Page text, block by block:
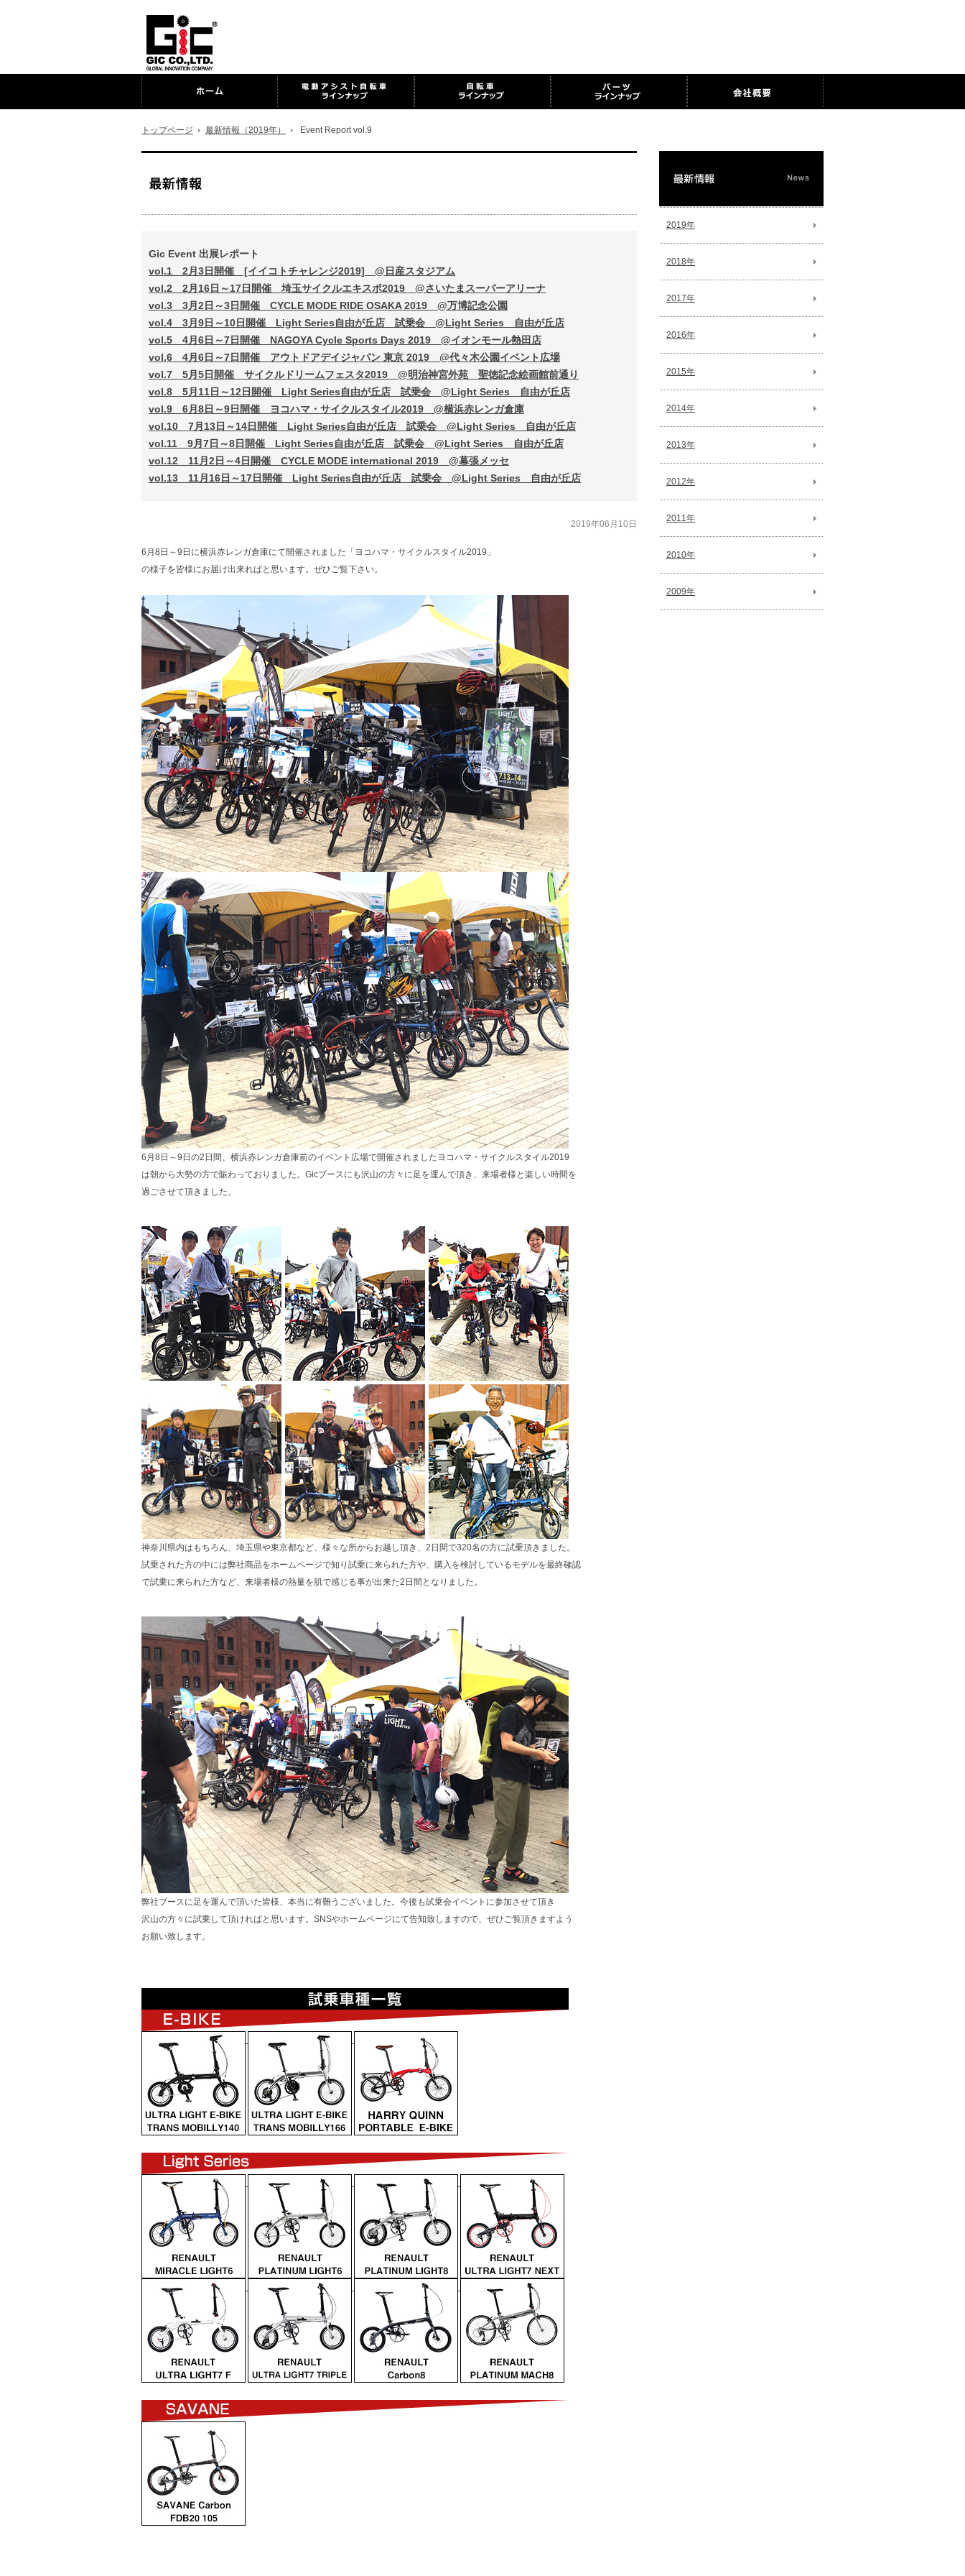
トップページ 最新情報（2019年） Event Report vol.9
Gic Event 出展レポート
vol.1 2月3日開催 [イイコトチャレンジ2019] @日産スタジアム
vol.2 2月16日～17日開催 埼玉サイクルエキスポ2019 @さいたまスーパーアリーナ
vol.3 3月2日～3日開催 CYCLE MODE RIDE OSAKA 2019 @万博記念公園
vol.4 3月9日～10日開催 Light Series自由が丘店 試乗会 @Light Series 自由が丘店
vol.5 4月6日～7日開催 NAGOYA Cycle Sports Days 2019 @イオンモール熱田店
vol.6 4月6日～7日開催 アウトドアデイジャパン 東京 2019 @代々木公園イベント広場
vol.7 5月5日開催 サイクルドリームフェスタ2019 @明治神宮外苑 聖徳記念絵画館前通り
vol.8 5月11日～12日開催 Light Series自由が丘店 試乗会 @Light Series 自由が丘店
vol.9 6月8日～9日開催 ヨコハマ・サイクルスタイル2019 @横浜赤レンガ倉庫
vol.10 7月13日～14日開催 Light Series自由が丘店 試乗会 @Light Series 自由が丘店
vol.11 9月7日～8日開催 Light Series自由が丘店 試乗会 @Light Series 自由が丘店
vol.12 11月2日～4日開催 CYCLE MODE international 2019 @幕張メッセ
vol.13 11月16日～17日開催 Light Series自由が丘店 試乗会 @Light Series 自由が丘店
2019年06月10日
6月8日～9日に横浜赤レンガ倉庫にて開催されました「ヨコハマ・サイクルスタイル2019」
の様子を皆様にお届け出来ればと思います。ぜひご覧下さい。
6月8日～9日の2日間、横浜赤レンガ倉庫前のイベント広場で開催されましたヨコハマ・サイクルスタイル2019
は朝から大勢の方で賑わっておりました。Gicブースにも沢山の方々に足を運んで頂き、来場者様と楽しい時間を
過ごさせて頂きました。
神奈川県内はもちろん、埼玉県や東京都など、様々な所からお越し頂き、2日間で320名の方に試乗頂きました。
試乗された方の中には弊社商品をホームページで知り試乗に来られた方や、購入を検討しているモデルを最終確認
で試乗に来られた方など、来場者様の熱量を肌で感じる事が出来た2日間となりました。
弊社ブースに足を運んで頂いた皆様、本当に有難うございました。今後も試乗会イベントに参加させて頂き
沢山の方々に試乗して頂ければと思います。SNSやホームページにて告知致しますので、ぜひご覧頂きますよう
お願い致します。
2019年
2018年
2017年
2016年
2015年
2014年
2013年
2012年
2011年
2010年
2009年